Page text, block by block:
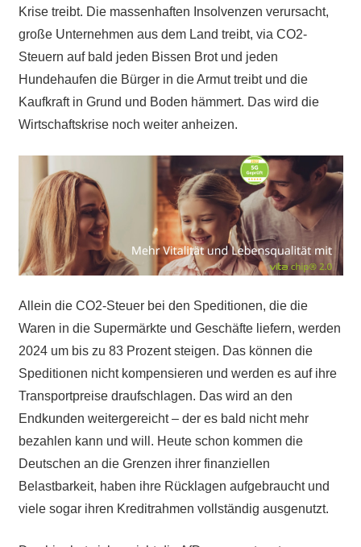
Krise treibt. Die massenhaften Insolvenzen verursacht,
große Unternehmen aus dem Land treibt, via CO2-
Steuern auf bald jeden Bissen Brot und jeden
Hundehaufen die Bürger in die Armut treibt und die
Kaufkraft in Grund und Boden hämmert. Das wird die
Wirtschaftskrise noch weiter anheizen.
Allein die CO2-Steuer bei den Speditionen, die die
Waren in die Supermärkte und Geschäfte liefern, werden
2024 um bis zu 83 Prozent steigen. Das können die
Speditionen nicht kompensieren und werden es auf ihre
Transportpreise draufschlagen. Das wird an den
Endkunden weitergereicht – der es bald nicht mehr
bezahlen kann und will. Heute schon kommen die
Deutschen an die Grenzen ihrer finanziellen
Belastbarkeit, haben ihre Rücklagen aufgebraucht und
viele sogar ihren Kreditrahmen vollständig ausgenutzt.